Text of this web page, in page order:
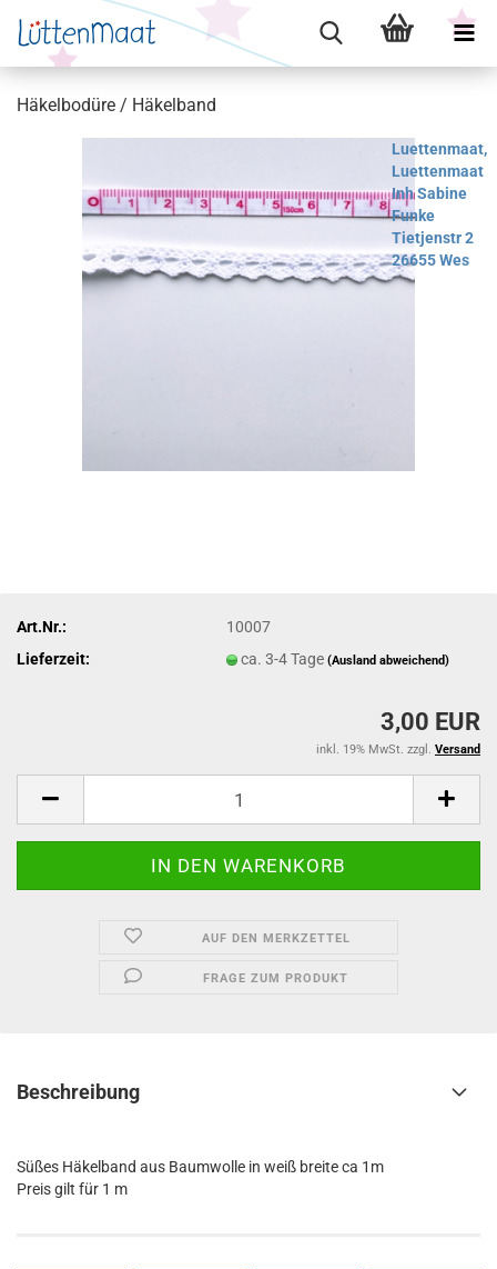
Häkelbodüre / Häkelband
Luettenmaat,
Luettenmaat
Inh Sabine
Funke
Tietjenstr 2
26655 Wes
Art.Nr.:
10007
Lieferzeit:
ca. 3-4 Tage(Ausland abweichend)
3,00 EUR
inkl. 19% MwSt. zzgl. Versand
AUF DEN MERKZETTEL
FRAGE ZUM PRODUKT
Beschreibung
Süßes Häkelband aus Baumwolle in weiß breite ca 1m
Preis gilt für 1 m